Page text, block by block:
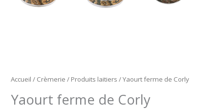
Accueil / Crèmerie / Produits laitiers / Yaourt ferme de Corly
Yaourt ferme de Corly